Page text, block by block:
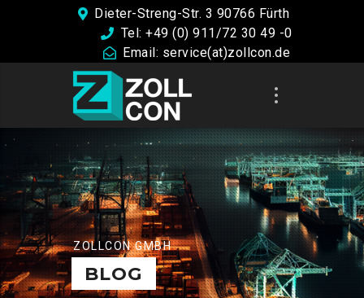
Dieter-Streng-Str. 3 90766 Fürth
Tel: +49 (0) 911/72 30 49 -0
Email: service(at)zollcon.de
ZOLLCON GMBH
BLOG